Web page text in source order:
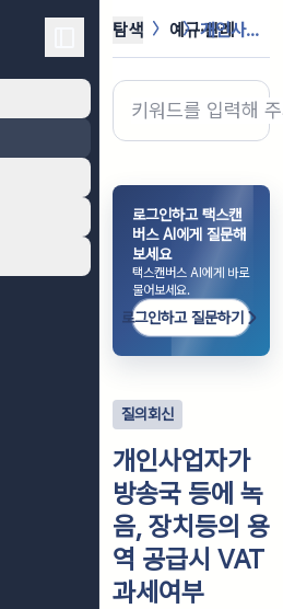
탐색 예규·판례 개인사업자가 방송국 등에 녹음, 장치...
로그인하고 택스캔
버스 AI에게 질문해
보세요
택스캔버스 AI에게 바로
물어보세요.
로그인하고 질문하기
질의회신
개인사업자가
방송국 등에 녹
음, 장치등의 용
역 공급시 VAT
과세여부